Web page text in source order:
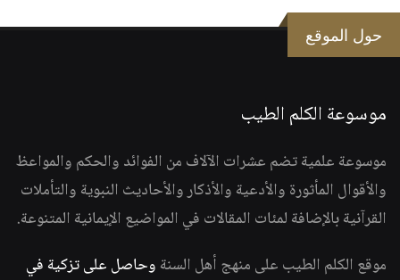
حول الموقع
موسوعة الكلم الطيب
موسوعة علمية تضم عشرات الآلاف من الفوائد والحكم والمواعظ
والأقوال المأثورة والأدعية والأذكار والأحاديث النبوية والتأملات
القرآنية بالإضافة لمئات المقالات في المواضيع الإيمانية المتنوعة.
موقع الكلم الطيب على منهج أهل السنة وحاصل على تزكية في